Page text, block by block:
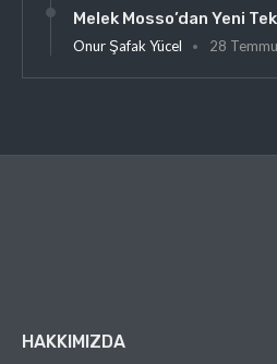
Melek Mosso’dan Yeni
Onur Şafak Yücel 28
HAKKIMIZDA